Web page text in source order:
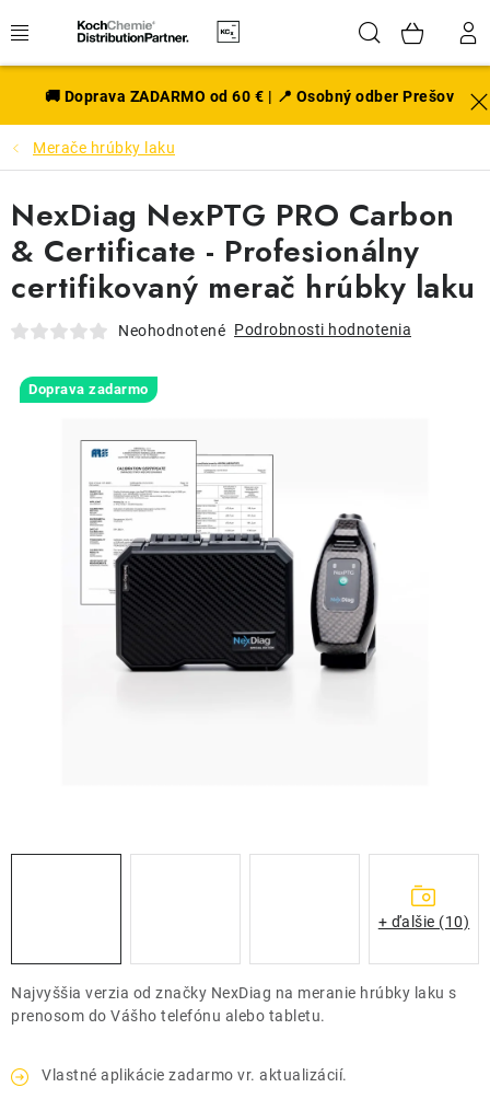
na
Hľadať
EXTERIÉR
DISKY A PNEU
INTERIÉR
PRÍSLUŠENSTVO
VÔNE DO AUTA
VÝHODNÉ SADY
THE FINISHER
DARČEKOVÉ POUKAZY
ČISTENIE A ÚDRŽBA LODÍ
🚚 Doprava ZADARMO od 60 € | 📍 Osobný odber Prešov
Merače hrúbky laku
Najvyššia verzia od značky NexDiag na meranie hrúbky laku s
prenosom do Vášho telefónu alebo tabletu.
Vlastné aplikácie zadarmo vr. aktualizácií.
NexDiag NexPTG PRO Carbon
& Certificate - Profesionálny
certifikovaný merač hrúbky laku
Neohodnotené Podrobnosti hodnotenia
Doprava zadarmo
+ ďalšie (10)